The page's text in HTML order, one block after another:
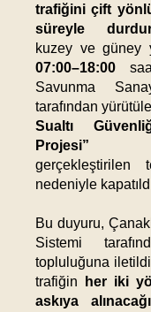
trafiğini çift
süreyle
kuzey ve güney
07:00–18:00
Savunma
tarafından
Sualtı
Projesi”
gerçekleştirilen
nedeniyle
Bu duyuru,
Sistemi
topluluğuna
trafiğin her iki
askıya alınacağı